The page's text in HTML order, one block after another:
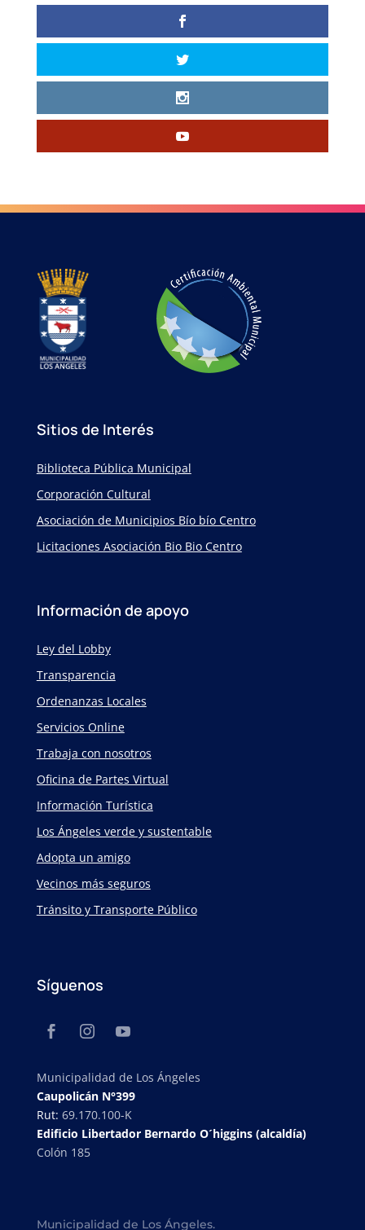
Sitios de Interés
Biblioteca Pública Municipal
Corporación Cultural
Asociación de Municipios Bío bío Centro
Licitaciones Asociación Bio Bio Centro
Información de apoyo
Ley del Lobby
Transparencia
Ordenanzas Locales
Servicios Online
Trabaja con nosotros
Oficina de Partes Virtual
Información Turística
Los Ángeles verde y sustentable
Adopta un amigo
Vecinos más seguros
Tránsito y Transporte Público
Síguenos
Municipalidad de Los Ángeles
Caupolicán N°399
Rut: 69.170.100-K
Edificio Libertador Bernardo O´higgins (alcaldía)
Colón 185
Municipalidad de Los Ángeles.